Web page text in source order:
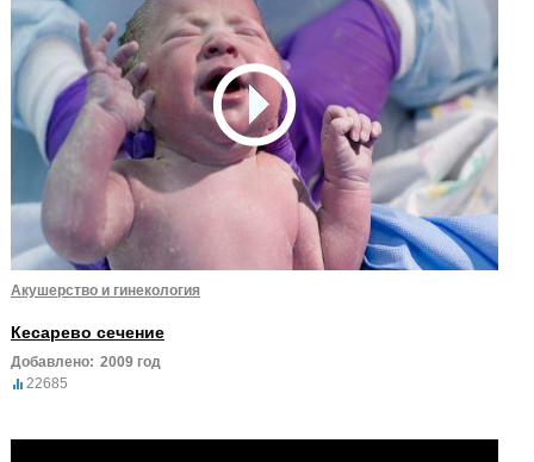
Акушерство и гинекология
Кесарево сечение
Добавлено: 2009 год
22685